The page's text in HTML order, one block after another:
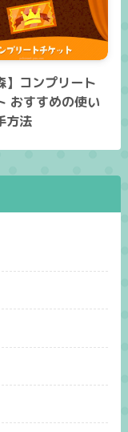
】コンプリート
おすすめの使い
方法